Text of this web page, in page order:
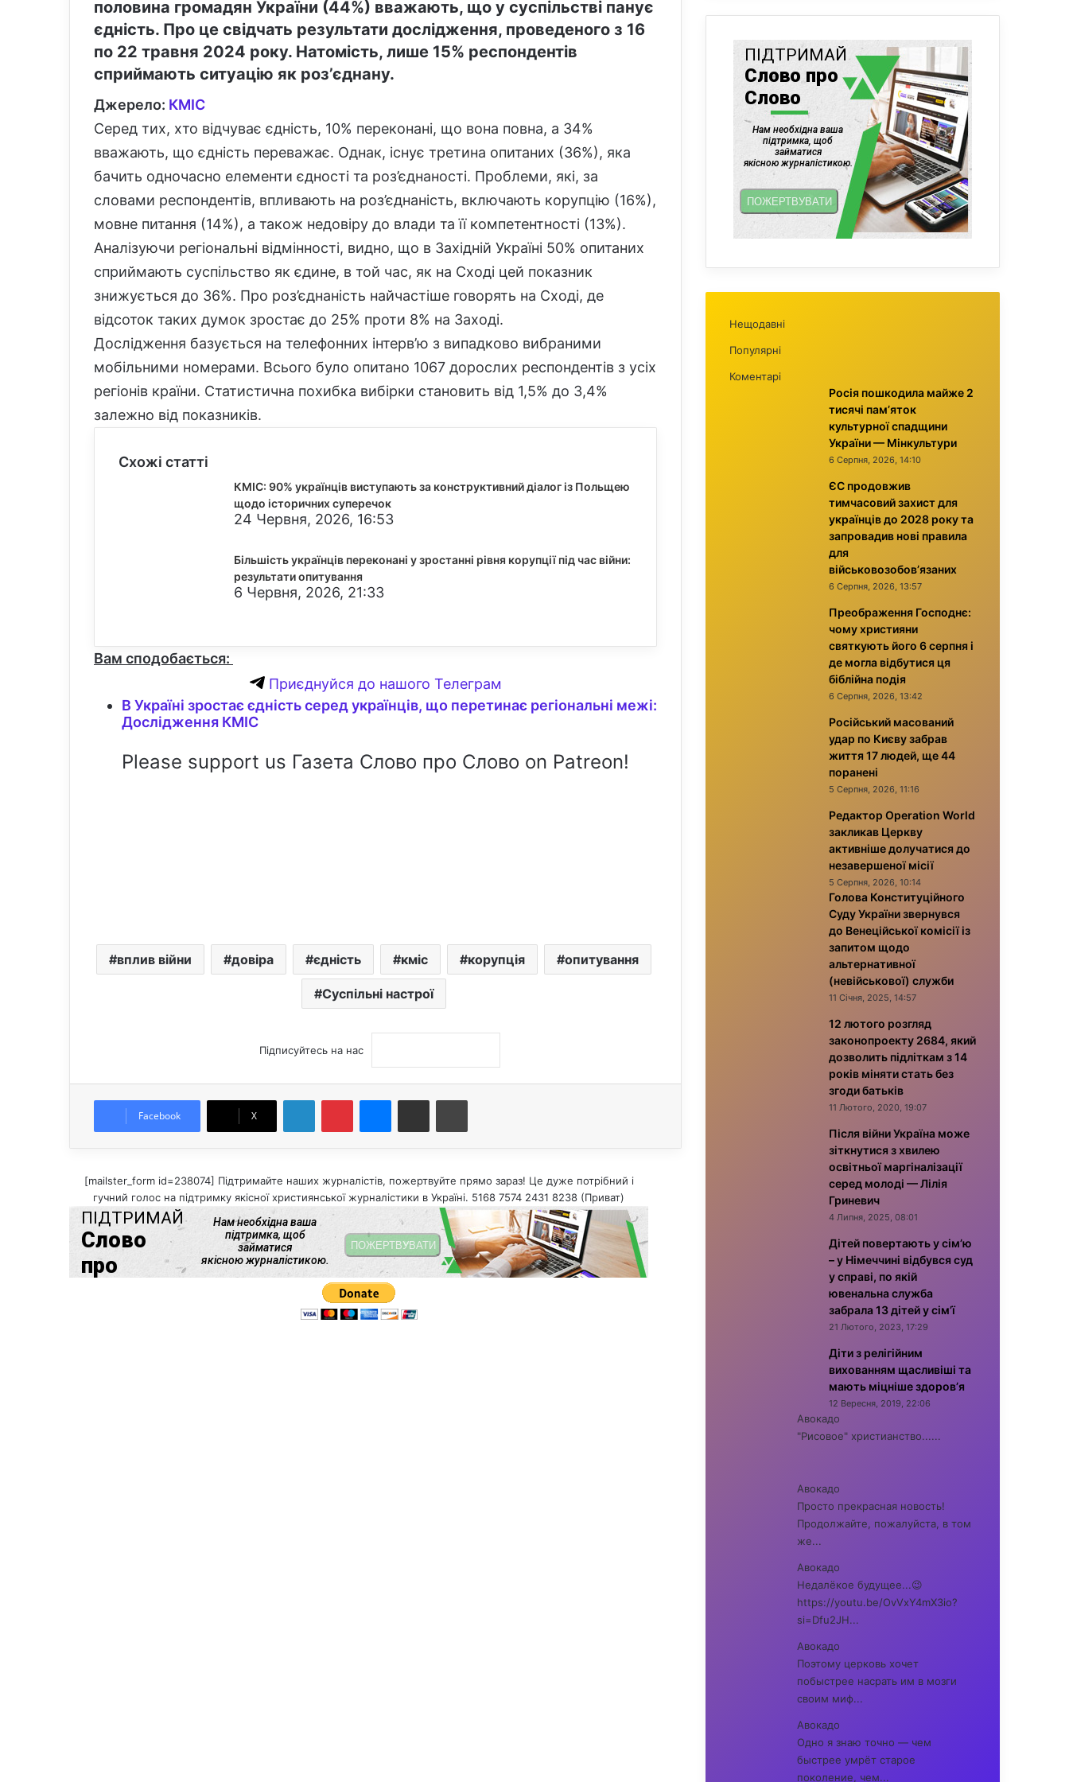
половина громадян України (44%) вважають, що у суспільстві панує
єдність. Про це свідчать результати дослідження, проведеного з 16
по 22 травня 2024 року. Натомість, лише 15% респондентів
сприймають ситуацію як роз’єднану.
Джерело: КМІС
Серед тих, хто відчуває єдність, 10% переконані, що вона повна, а 34%
вважають, що єдність переважає. Однак, існує третина опитаних (36%), яка
бачить одночасно елементи єдності та роз’єднаності. Проблеми, які, за
словами респондентів, впливають на роз’єднаність, включають корупцію (16%),
мовне питання (14%), а також недовіру до влади та її компетентності (13%).
Аналізуючи регіональні відмінності, видно, що в Західній Україні 50% опитаних
сприймають суспільство як єдине, в той час, як на Сході цей показник
знижується до 36%. Про роз’єднаність найчастіше говорять на Сході, де
відсоток таких думок зростає до 25% проти 8% на Заході.
Дослідження базується на телефонних інтерв’ю з випадково вибраними
мобільними номерами. Всього було опитано 1067 дорослих респондентів з усіх
регіонів країни. Статистична похибка вибірки становить від 1,5% до 3,4%
залежно від показників.
Схожі статті
КМІС: 90% українців виступають за конструктивний діалог із Польщею
щодо історичних суперечок
24 Червня, 2026, 16:53
Більшість українців переконані у зростанні рівня корупції під час війни:
результати опитування
6 Червня, 2026, 21:33
Вам сподобається:
Приєднуйся до нашого Телеграм
В Україні зростає єдність серед українців, що перетинає регіональні межі:
Дослідження КМІС
Please support us Газета Слово про Слово on Patreon!
вплив війни довіра єдність кміс корупція опитування
Суспільні настрої
Підписуйтесь на нас
Facebook X
Поділитися електронною поштою
[mailster_form id=238074] Підтримайте наших журналістів, пожертвуйте прямо зараз! Це дуже потрібний і
гучний голос на підтримку якісної християнської журналістики в Україні. 5168 7574 2431 8238 (Приват)
Нещодавні
Популярні
Коментарі
Росія пошкодила майже 2
тисячі пам’яток
культурної спадщини
України — Мінкультури
6 Серпня, 2026, 14:10
ЄС продовжив
тимчасовий захист для
українців до 2028 року та
запровадив нові правила
для
військовозобов’язаних
6 Серпня, 2026, 13:57
Преображення Господнє:
чому християни
святкують його 6 серпня і
де могла відбутися ця
біблійна подія
6 Серпня, 2026, 13:42
Російський масований
удар по Києву забрав
життя 17 людей, ще 44
поранені
5 Серпня, 2026, 11:16
Редактор Operation World
закликав Церкву
активніше долучатися до
незавершеної місії
5 Серпня, 2026, 10:14
Голова Конституційного
Суду України звернувся
до Венеційської комісії із
запитом щодо
альтернативної
(невійськової) служби
11 Січня, 2025, 14:57
12 лютого розгляд
законопроекту 2684, який
дозволить підліткам з 14
років міняти стать без
згоди батьків
11 Лютого, 2020, 19:07
Після війни Україна може
зіткнутися з хвилею
освітньої маргіналізації
серед молоді — Лілія
Гриневич
4 Липня, 2025, 08:01
Дітей повертають у сім’ю
– у Німеччині відбувся суд
у справі, по якій
ювенальна служба
забрала 13 дітей у сім’ї
21 Лютого, 2023, 17:29
Діти з релігійним
вихованням щасливіші та
мають міцніше здоров’я
12 Вересня, 2019, 22:06
Авокадо
"Рисовое" христианство......
Авокадо
Просто прекрасная новость!
Продолжайте, пожалуйста, в том
же...
Авокадо
Недалёкое будущее...😉
https://youtu.be/OvVxY4mX3io?
si=Dfu2JH...
Авокадо
Поэтому церковь хочет
побыстрее насрать им в мозги
своим миф...
Авокадо
Одно я знаю точно — чем
быстрее умрёт старое
поколение, чем...